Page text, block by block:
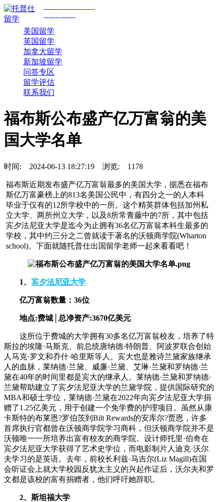
美国留学
英国留学
加拿大留学
新加坡留学
问答专区
留学评估
联系我们
福布斯公布盛产亿万富翁的美
国大学名单
时间: 2024-06-13 18:27:19 浏览: 1178
福布斯近期发布盛产亿万富翁最多的美国大学，据悉在福布
斯亿万富豪榜上的813名美国公民中，有四分之一的人本科
毕业于仅有的12所学校中的一所。这个精英群体包括加州私
立大学、两所州立大学，以及8所常青藤中的7所，其中包括
宾夕法尼亚大学是迄今为止拥有36名亿万富翁本科生最多的
学校，其中约三分之二曾就读于著名的沃顿商学院(Wharton
school)。下面就随托普仕出国留学老师一起来看看吧！
1、 宾夕法尼亚大学
亿万富翁数量：36位
地点:费城│总净资产:3670亿美元
这所位于费城的大学拥有30多名亿万富翁校友，培养了特
斯拉的埃隆·马斯克、前总统唐纳德·特朗普、阿波罗联合创始
人马克·罗文和乔什·哈里斯等人。宾大也是雅诗兰黛家族继承
人的血脉，莱纳德·兰黛、威廉·兰黛、艾琳·兰黛和罗纳德·兰
黛在40年的时间里都是宾大的继承人。莱纳德·兰黛和罗纳德·
兰黛帮助建立了宾夕法尼亚大学的兰黛学院，提供国际研究的
MBA和硕士学位，莱纳德·兰黛在2022年向宾夕法尼亚大学捐
赠了1.25亿美元，用于创建一个免学费的护理项目。虽然从康
卡斯特的布莱恩?罗伯茨到Bilt Rewards的安库尔?贾恩，许多
首席执行官都曾在沃顿商学院学习商科，但沃顿商学院并不是
沃顿唯一一所培养出富有校友的商学院。设计师托里·伯奇在
宾夕法尼亚大学获得了艺术史学位，而电影制片人迪克·沃尔
夫学习的是英语。去年，前校长利兹·马吉尔(Liz Magill)在国
会听证会上就大学校园反犹太主义的兴起作证后，沃尔夫和罗
文都是该校的富有捐赠者，他们呼吁她辞职。
2、斯坦福大学